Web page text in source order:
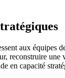
aux équipes
, reconstruire une
en capacité